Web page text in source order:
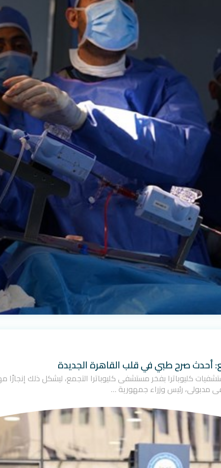
أحدث صرح طبي في قلب القاهرة الجديدة
مجموعة مستشفيات كليوباترا بفخر مستشفى كليوباترا التجمع، ليشكل ذلك
مدبولي، رئيس وزراء جمهورية …